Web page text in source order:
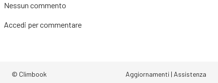
Nessun commento
Accedi per commentare
© Climbook Aggiornamenti | Assistenza